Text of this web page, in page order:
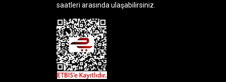
saatleri arasında ulaşabilirsiniz.